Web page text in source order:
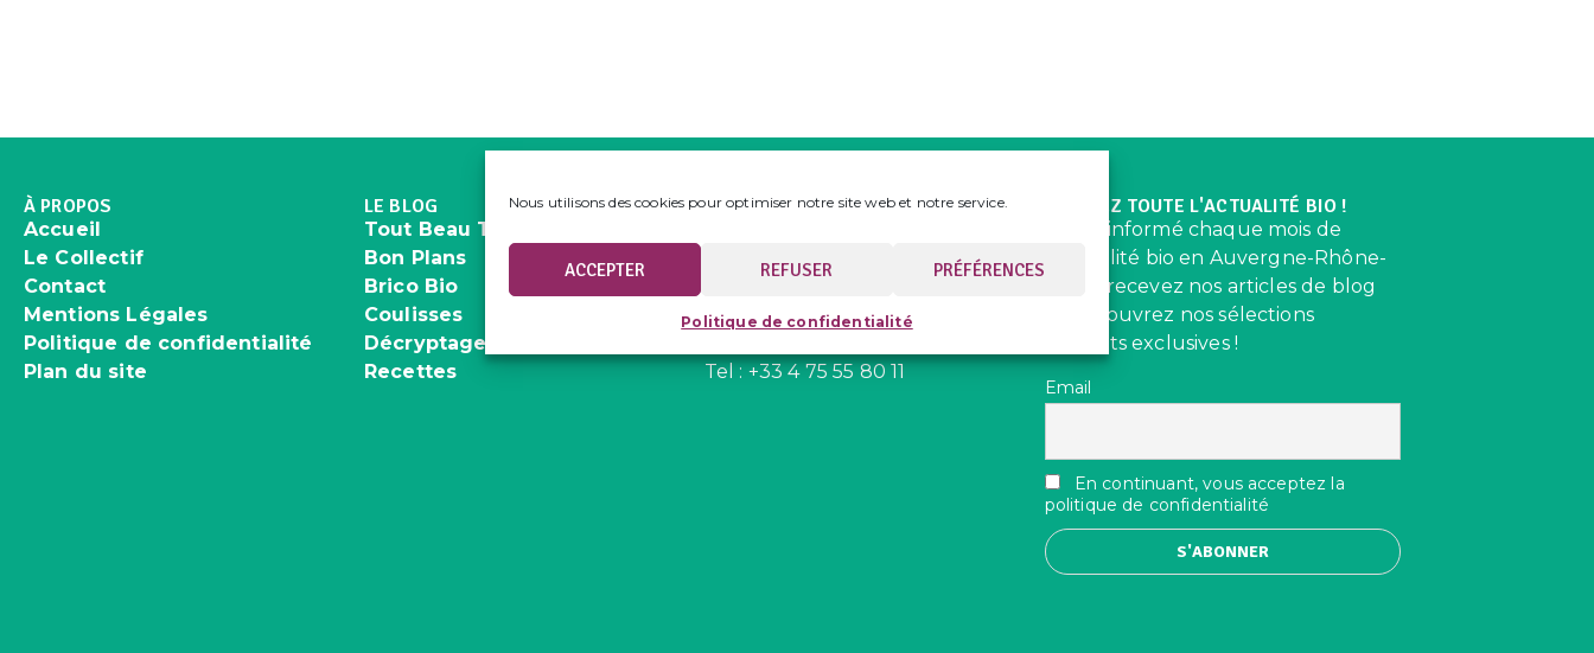
Nous utilisons des cookies pour optimiser notre site web et notre service.
ACCEPTER REFUSER PRÉFÉRENCES
Politique de confidentialité
À PROPOS
Accueil
Le Collectif
Contact
Mentions Légales
Politique de confidentialité
Plan du site
LE BLOG
Tout Beau Tout Bio
Bon Plans
Brico Bio
Coulisses
Décryptages
Recettes
CONTACT PRESSE
INEED Rovaltain TGV
BP 16208 Alixan
Tel : +33 4 75 55 80 11
RECEVEZ TOUTE L'ACTUALITÉ BIO !
Soyez informé chaque mois de
l’actualité bio en Auvergne-Rhône-
Alpes, recevez nos articles de blog
et découvrez nos sélections
produits exclusives !
Email
En continuant, vous acceptez la
politique de confidentialité